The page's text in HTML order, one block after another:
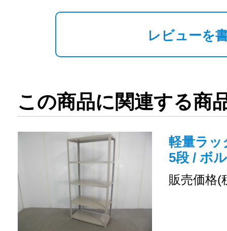
レビューを
この商品に関連する商
軽量ラッ
5段 / ボ
販売価格(